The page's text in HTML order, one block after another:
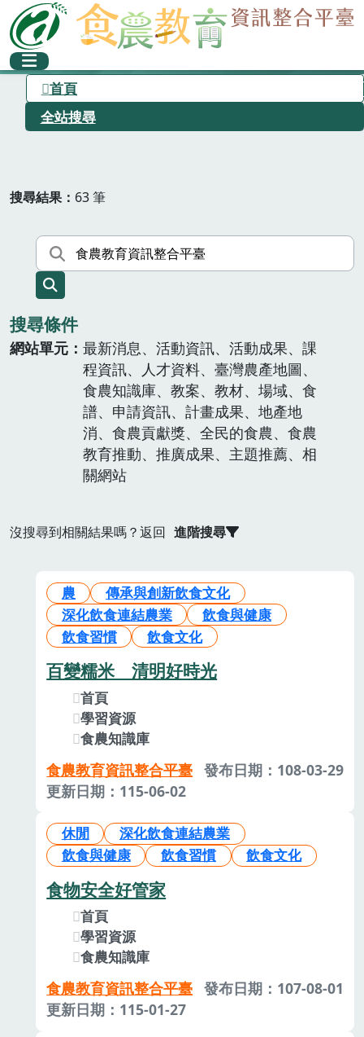
首頁
全站搜尋
搜尋結果 63 筆
搜尋條件
網站單元
最新消息、活動資訊、活動成果、課
程資訊、人才資料、臺灣農產地圖、
食農知識庫、教案、教材、場域、食
譜、申請資訊、計畫成果、地產地
消、食農貢獻獎、全民的食農、食農
教育推動、推廣成果、主題推薦、相
關網站
沒搜尋到相關結果嗎？返回 進階搜尋
農
傳承與創新飲食文化
深化飲食連結農業
飲食與健康
飲食習慣
飲食文化
百變糯米 清明好時光
首頁
學習資源
食農知識庫
食農教育資訊整合平臺 發布日期：108-03-29
更新日期：115-06-02
休閒
深化飲食連結農業
飲食與健康
飲食習慣 飲食文化
食物安全好管家
首頁
學習資源
食農知識庫
食農教育資訊整合平臺 發布日期：107-08-01
更新日期：115-01-27